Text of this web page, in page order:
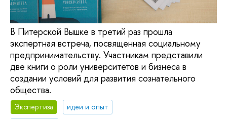
В Питерской Вышке в третий раз прошла
экспертная встреча, посвященная социальному
предпринимательству. Участникам представили
две книги о роли университетов и бизнеса в
создании условий для развития сознательного
общества.
Экспертиза
идеи и опыт